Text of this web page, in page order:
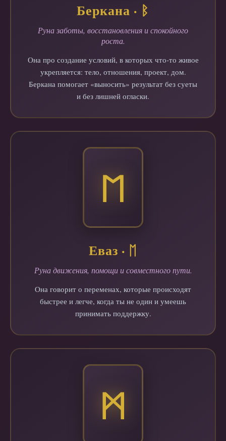
Беркана · ᛒ
Руна заботы, восстановления и спокойного
роста.
Она про создание условий, в которых что-то живое
укрепляется: тело, отношения, проект, дом.
Беркана помогает «выносить» результат без суеты
и без лишней огласки.
ᛖ
Еваз · ᛖ
Руна движения, помощи и совместного пути.
Она говорит о переменах, которые происходят
быстрее и легче, когда ты не один и умеешь
принимать поддержку.
ᛗ